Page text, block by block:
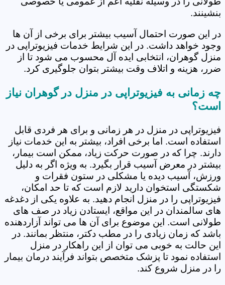
بنشینند.
در این صورت احتمال آسیب بیشتر برای برخی از آن ها
وجود خواهد داشت. در این شرایط خدمات فیزیوتراپی در
منزل گوهران، انتخابی ایده آل محسوب می شود تا از
ضرر، هزینه و اتلاف وقت بیشتر بتوان جلوگیری کرد.
چه زمانی به فیزیوتراپی در منزل در گوهران نیاز
است؟
فیزیوتراپی در منزل در هر زمانی و برای هر فردی قابل
استفاده است. اما برخی افراد، بیشتر به این خدمات نیاز
دارند. چرا که در صورت حرکت زیاد، ممکن است بیمار،
بیشتر در معرض آسیب قرار بگیرد. به ویژه اگر به دلیل
ورزش، آسیب دیده یا مشکلی در ستون فقرات و
شکستگی استخوان دارید لازم است که تا حد امکان،
فیزیوتراپی را در منزل انجام دهید. به علاوه یکی از دغدغه
های سالمندان در این مواقع، ایستادن زیاد در صف های
طولانی است. این موضوع برای آن ها می تواند آزاردهنده
باشد که زمان زیادی را در مطب دکتر، منتظر بمانند. در
این حالت به خوبی می توان از این راهکار در منزل
استفاده نمود تا پزشک متخصص بتواند فرآیند درمان بیمار
را در منزل شروع کند.